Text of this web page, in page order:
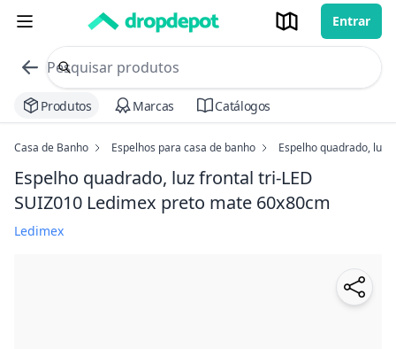
Entrar
commerce search no header
Procurar
Produtos Marcas Catálogos
Casa de Banho Espelhos para casa de banho Espelho quadrado, luz
Espelho quadrado, luz frontal tri-LED
SUIZ010 Ledimex preto mate 60x80cm
Ledimex